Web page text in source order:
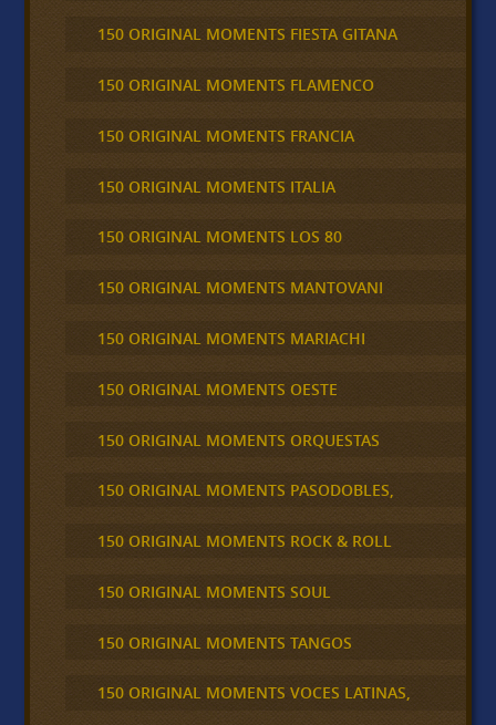
150 ORIGINAL MOMENTS FIESTA GITANA
150 ORIGINAL MOMENTS FLAMENCO
150 ORIGINAL MOMENTS FRANCIA
150 ORIGINAL MOMENTS ITALIA
150 ORIGINAL MOMENTS LOS 80
150 ORIGINAL MOMENTS MANTOVANI
150 ORIGINAL MOMENTS MARIACHI
150 ORIGINAL MOMENTS OESTE
150 ORIGINAL MOMENTS ORQUESTAS
150 ORIGINAL MOMENTS PASODOBLES,
150 ORIGINAL MOMENTS ROCK & ROLL
150 ORIGINAL MOMENTS SOUL
150 ORIGINAL MOMENTS TANGOS
150 ORIGINAL MOMENTS VOCES LATINAS,